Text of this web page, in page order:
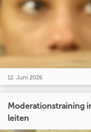
12. Juni 2026
Moderationstraining
leiten